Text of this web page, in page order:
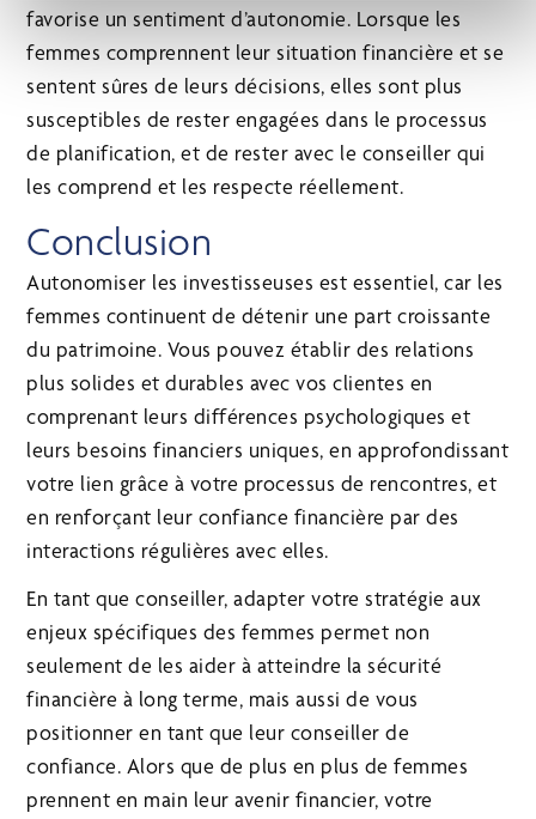
favorise un sentiment d’autonomie. Lorsque les
femmes comprennent leur situation financière et se
sentent sûres de leurs décisions, elles sont plus
susceptibles de rester engagées dans le processus
de planification, et de rester avec le conseiller qui
les comprend et les respecte réellement.
Conclusion
Autonomiser les investisseuses est essentiel, car les
femmes continuent de détenir une part croissante
du patrimoine. Vous pouvez établir des relations
plus solides et durables avec vos clientes en
comprenant leurs différences psychologiques et
leurs besoins financiers uniques, en approfondissant
votre lien grâce à votre processus de rencontres, et
en renforçant leur confiance financière par des
interactions régulières avec elles.
En tant que conseiller, adapter votre stratégie aux
enjeux spécifiques des femmes permet non
seulement de les aider à atteindre la sécurité
financière à long terme, mais aussi de vous
positionner en tant que leur conseiller de
confiance. Alors que de plus en plus de femmes
prennent en main leur avenir financier, votre